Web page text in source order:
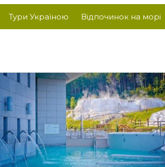
Тури Україною Відпочинок на морі